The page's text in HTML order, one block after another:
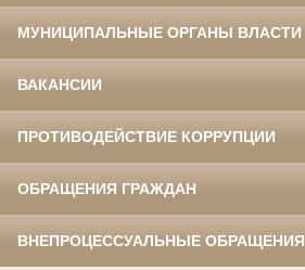
МУНИЦИПАЛЬНЫЕ ОРГАНЫ ВЛАСТИ
ВАКАНСИИ
ПРОТИВОДЕЙСТВИЕ КОРРУПЦИИ
ОБРАЩЕНИЯ ГРАЖДАН
ВНЕПРОЦЕССУАЛЬНЫЕ ОБРАЩЕНИЯ